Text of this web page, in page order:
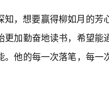
知，想要赢得柳如月的
更加勤奋地读书，希望
。他的每一次落笔，每